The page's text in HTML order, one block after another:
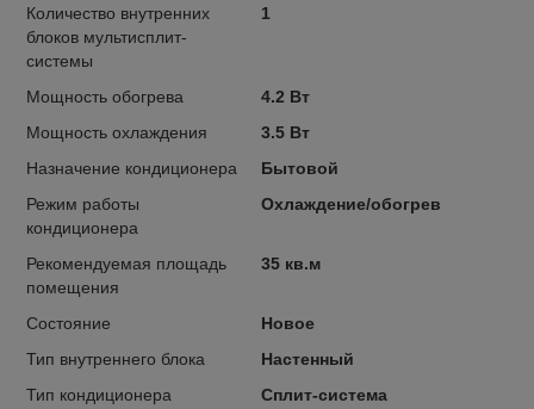
Количество внутренних
блоков мультисплит-
системы
1
Мощность обогрева
4.2 Вт
Мощность охлаждения
3.5 Вт
Назначение кондиционера
Бытовой
Режим работы
кондиционера
Охлаждение/обогрев
Рекомендуемая площадь
помещения
35 кв.м
Состояние
Новое
Тип внутреннего блока
Настенный
Тип кондиционера
Сплит-система